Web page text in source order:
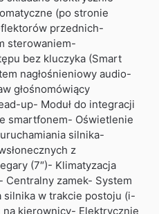
(po stronie
przednich-
sterowaniem-
bez kluczyka (Smart
nagłośnieniowy audio-
głośnomówiący
up- Moduł do integracji
smartfonem- Oświetlenie
silnika-
z
(7″)- Klimatyzacja
Centralny zamek- System
silnika w trakcie postoju (i-
kierownicy- Elektrycznie